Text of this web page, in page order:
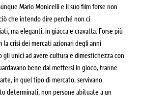
Mario Monicelli e il suo film forse non
che intendo dire perché non ci
ma eleganti, in giacca e cravatta. Forse più
la crisi dei mercati azionari degli anni
gli unici ad avere cultura e dimestichezza con
bene dal mettersi in gioco, tranne
in quel tipo di mercato, servivano
determinati, non persone abituate a un